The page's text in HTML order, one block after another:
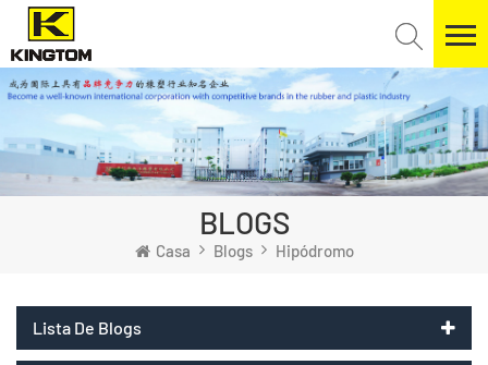
BLOGS
Casa Blogs Hipódromo
Lista De Blogs